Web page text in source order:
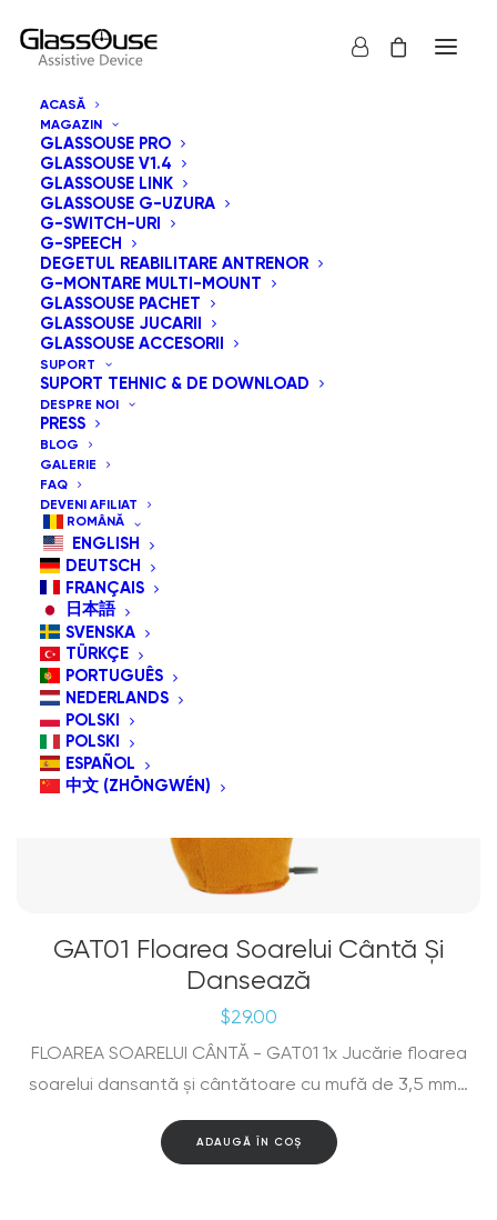
ACASĂ
MAGAZIN
GLASSOUSE PRO
GLASSOUSE V1.4
GLASSOUSE LINK
GLASSOUSE G-UZURA
G-SWITCH-URI
G-SPEECH
DEGETUL REABILITARE ANTRENOR
G-MONTARE MULTI-MOUNT
GLASSOUSE PACHET
GLASSOUSE JUCARII
GLASSOUSE ACCESORII
SUPORT
SUPORT TEHNIC & DE DOWNLOAD
DESPRE NOI
PRESS
BLOG
GALERIE
FAQ
DEVENI AFILIAT
ROMÂNĂ
ENGLISH
DEUTSCH
FRANÇAIS
日本語
SVENSKA
TÜRKÇE
PORTUGUÊS
NEDERLANDS
POLSKI
POLSKI
ESPAÑOL
中文 (ZHŌNGWÉN)
Arată tot
Sortează după popularitatea vânzărilor
Sortare implicită
Sortează după cele mai recente
Sortează după preț: de la mare la mic
GAT01 Floarea Soarelui Cântă Și
Dansează
$29.00
FLOAREA SOARELUI CÂNTĂ - GAT01 1x Jucărie floarea
soarelui dansantă și cântătoare cu mufă de 3,5 mm…
ADAUGĂ ÎN COȘ